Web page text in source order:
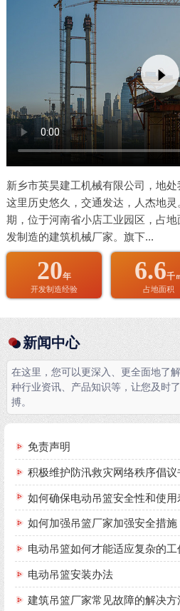
新乡市英昊建工机械有限公司，地处
这里历史悠久，交通发达，人杰地
期，位于河南省小店工业园区，占
发制造的建筑机械厂家。旗下...
20年
开发制造经验
6.6千
占地面积
新闻中心
在这里，您可以更深入、更全面地了
种行业资讯、产品知识等，让您及时
搏。
免责声明
积极维护防汛救灾网络秩序倡议
如何确保电动吊篮安全性和使用
如何加强吊篮厂家加强安全措施
电动吊篮如何才能适应复杂的工
电动吊篮安装办法
建筑吊篮厂家常见故障的解决方